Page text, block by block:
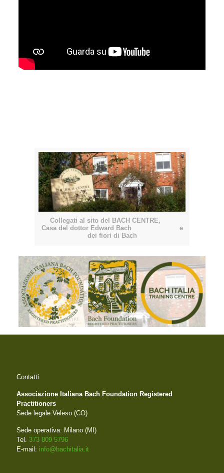
Collegati al sito del BACH CENTRE,
Casa del dottor Edward Bach e
dei fiori di Bach
Contatti
Associazione Italiana Bach Foundation Registered
Practitioners
Sede legale:Veleso (CO)
Sede operativa: Milano (MI)
Tel. 373 809 5796
E-mail: info@bachitalia.it